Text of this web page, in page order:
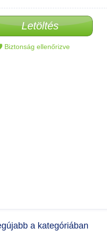
Letöltés
Biztonság ellenőrizve
a kategóriában